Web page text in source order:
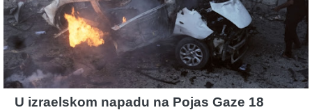
U izraelskom napadu na Pojas Gaze 18